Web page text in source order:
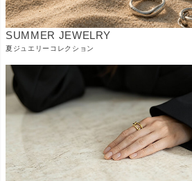
SUMMER JEWELRY
夏ジュエリーコレクション